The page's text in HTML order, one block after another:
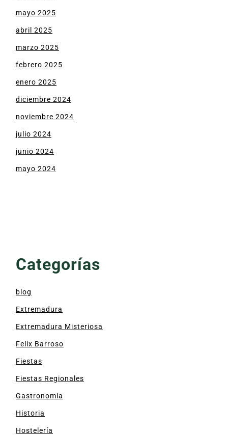
mayo 2025
abril 2025
marzo 2025
febrero 2025
enero 2025
diciembre 2024
noviembre 2024
julio 2024
junio 2024
mayo 2024
Categorías
blog
Extremadura
Extremadura Misteriosa
Felix Barroso
Fiestas
Fiestas Regionales
Gastronomía
Historia
Hostelería